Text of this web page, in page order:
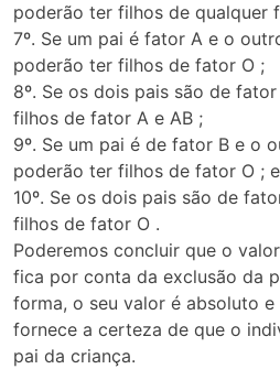
poderão ter filhos de qualquer
7º. Se um pai é fator A e o
poderão ter filhos de fator O ;
8º. Se os dois pais são de
filhos de fator A e AB ;
9º. Se um pai é de fator B e o
poderão ter filhos de fator O ; e
10º. Se os dois pais são de
filhos de fator O .
Poderemos concluir que o
fica por conta da exclusão da
forma, o seu valor é absoluto
fornece a certeza de que o
pai da criança.